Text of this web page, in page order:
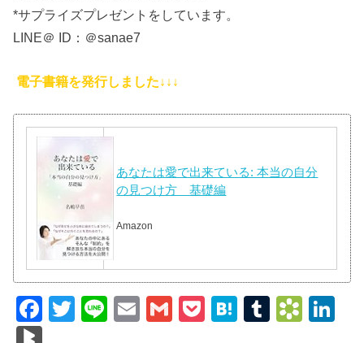
*サプライズプレゼントをしています。
LINE＠ ID：＠sanae7
電子書籍を発行しました↓↓↓
あなたは愛で出来ている: 本当の自分
の見つけ方 基礎編
Amazon
F
T
Li
E
G
P
H
T
B